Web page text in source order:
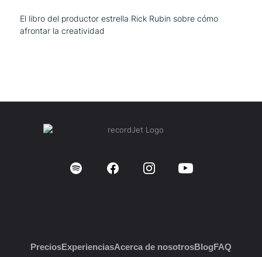
El libro del productor estrella Rick Rubin sobre cómo
afrontar la creatividad
PreciosExperienciasAcerca de nosotrosBlogFAQ